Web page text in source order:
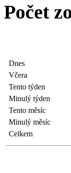
Počet
Dnes
Včera
Tento týden
Minulý týden
Tento měsíc
Minulý měsíc
Celkem